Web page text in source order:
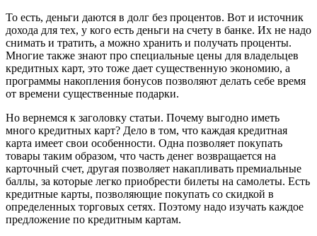
То есть, деньги даются в долг без процентов. Вот и источник
дохода для тех, у кого есть деньги на счету в банке. Их не надо
снимать и тратить, а можно хранить и получать проценты.
Многие также знают про специальные цены для владельцев
кредитных карт, это тоже дает существенную экономию, а
программы накопления бонусов позволяют делать себе время
от времени существенные подарки.
Но вернемся к заголовку статьи. Почему выгодно иметь
много кредитных карт? Дело в том, что каждая кредитная
карта имеет свои особенности. Одна позволяет покупать
товары таким образом, что часть денег возвращается на
карточный счет, другая позволяет накапливать премиальные
баллы, за которые легко приобрести билеты на самолеты. Есть
кредитные карты, позволяющие покупать со скидкой в
определенных торговых сетях. Поэтому надо изучать каждое
предложение по кредитным картам.